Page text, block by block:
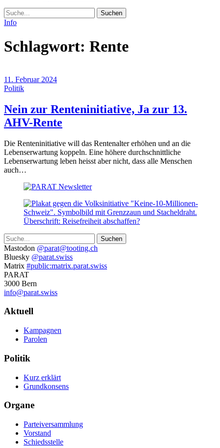
Suche
Info
Schlagwort: Rente
11. Februar 2024
Politik
Nein zur Renteninitiative, Ja zur 13.
AHV-Rente
2024)
Die Renteninitiative will das Rentenalter erhöhen und an die
Lebenserwartung koppeln. Eine höhere durchschnittliche
Lebenserwartung leben heisst aber nicht, dass alle Menschen
auch…
Suche
Weitere
Informationen
Mastodon @parat@tooting.ch
Bluesky @parat.swiss
Matrix #public:matrix.parat.swiss
PARAT
3000 Bern
info@parat.swiss
Navigation
Aktuell
Kampagnen
Parolen
Politik
Kurz erklärt
Grundkonsens
Organe
Parteiversammlung
Vorstand
Schiedsstelle